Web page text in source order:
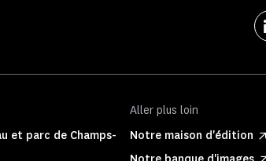
et parc de Champs-
Aller plus loin
Notre maison d'édition